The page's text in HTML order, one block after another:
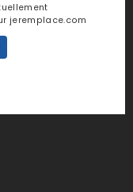
jeremplace.com